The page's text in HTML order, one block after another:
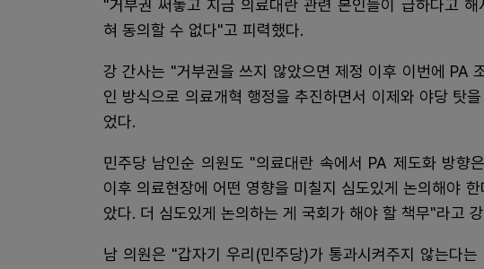
"거부권 써놓고 지금 의료대란 관련 본인들이 급하다고
혀 동의할 수 없다"고 피력했다.
강 간사는 "거부권을 쓰지 않았으면 제정 이후 이번에 PA
인 방식으로 의료개혁 행정을 추진하면서 이제와 야당 탓
었다.
민주당 남인순 의원도 "의료대란 속에서 PA 제도화 방향
이후 의료현장에 어떤 영향을 미칠지 심도있게 논의해야
았다. 더 심도있게 논의하는 게 국회가 해야 할 책무"라고
남 의원은 "갑자기 우리(민주당)가 통과시켜주지 않는다